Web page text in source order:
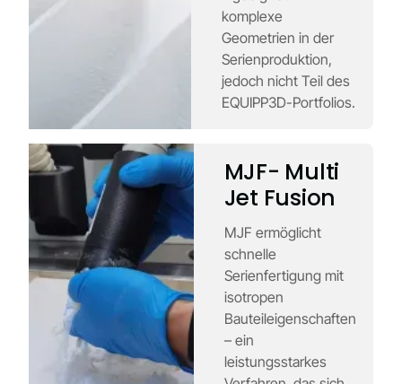
komplexe
Geometrien in der
Serienproduktion,
jedoch nicht Teil des
EQUIPP3D-Portfolios.
MJF- Multi
Jet Fusion
MJF ermöglicht
schnelle
Serienfertigung mit
isotropen
Bauteileigenschaften
– ein
leistungsstarkes